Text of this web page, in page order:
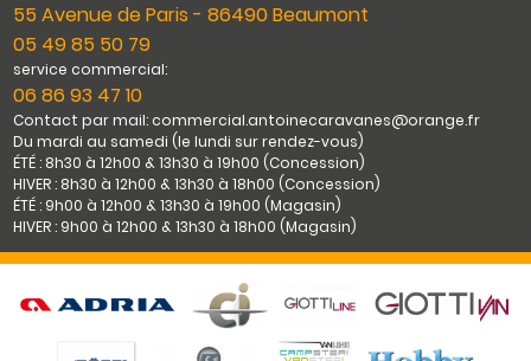
55 Avenue de Paris - 86490 Beaumont
05 49 85 50 79
service commercial:
06 86 93 47 10
Contact par mail: commercial.antoinecaravanes@orange.fr
Du mardi au samedi (le lundi sur rendez-vous)
ÉTÉ : 8h30 à 12h00 & 13h30 à 19h00 (Concession)
HIVER : 8h30 à 12h00 & 13h30 à 18h00 (Concession)
ÉTÉ : 9h00 à 12h00 & 13h30 à 19h00 (Magasin)
HIVER : 9h00 à 12h00 & 13h30 à 18h00 (Magasin)